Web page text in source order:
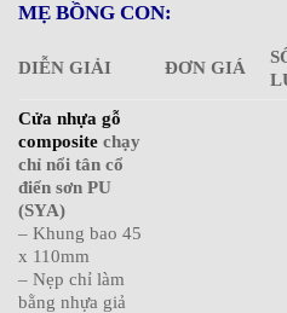
MẸ BỒNG CON:
DIỄN GIẢI ĐƠN GIÁ
Cửa nhựa gỗ
composite chạy
chỉ nổi tân cổ
điển sơn PU
(SYA)
– Khung bao 45
x 110mm
– Nẹp chỉ làm
bằng nhựa giả